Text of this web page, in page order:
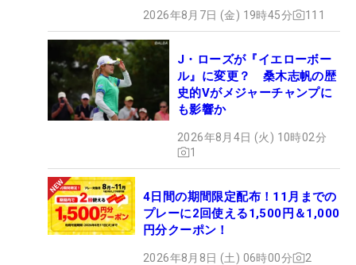
2026年8月7日 (金) 19時45分 111
J・ローズが『イエローボー
ル』に変更？ 桑木志帆の歴
史的Vがメジャーチャンプに
も影響か
2026年8月4日 (火) 10時02分
1
4日間の期間限定配布！11月までの
プレーに2回使える1,500円＆1,000
円分クーポン！
2026年8月8日 (土) 06時00分 2